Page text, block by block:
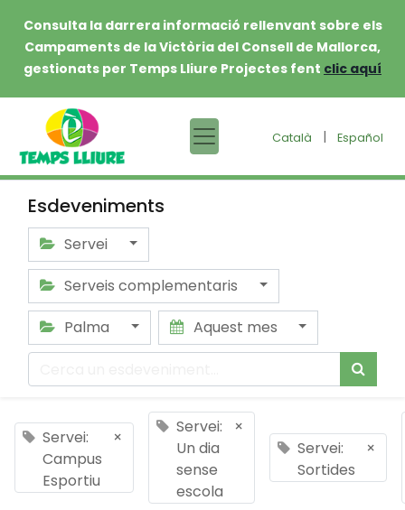
Consulta la darrera informació rellenvant sobre els
Campaments de la Victòria del Consell de Mallorca,
gestionats per Temps Lliure Projectes fent clic aquí
Català | Español
Esdeveniments
Servei
Serveis complementaris
Palma
Aquest mes
Servei:
Campus
Esportiu
×
Servei:
Un dia
sense
escola
×
Servei:
Sortides
×